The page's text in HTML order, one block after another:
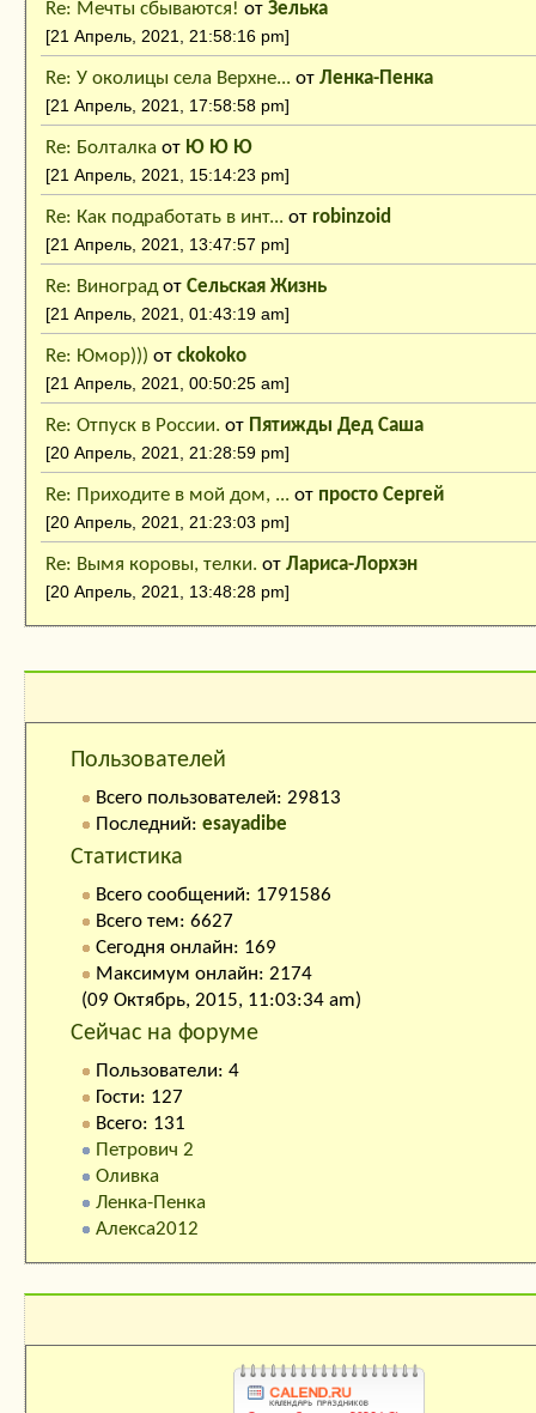
Re: Мечты сбываются! от Зелька
[21 Апрель, 2021, 21:58:16 pm]
Re: У околицы села Верхне... от Ленка-Пенка
[21 Апрель, 2021, 17:58:58 pm]
Re: Болталка от Ю Ю Ю
[21 Апрель, 2021, 15:14:23 pm]
Re: Как подработать в инт... от robinzoid
[21 Апрель, 2021, 13:47:57 pm]
Re: Виноградот Сельская Жизнь
[21 Апрель, 2021, 01:43:19 am]
Re: Юмор))) от ckokoko
[21 Апрель, 2021, 00:50:25 am]
Re: Отпуск в России. от Пятижды Дед Саша
[20 Апрель, 2021, 21:28:59 pm]
Re: Приходите в мой дом, ... от просто Сергей
[20 Апрель, 2021, 21:23:03 pm]
Re: Вымя коровы, телки. от Лариса-Лорхэн
[20 Апрель, 2021, 13:48:28 pm]
Пользователей
Всего пользователей: 29813
Последний: esayadibe
Статистика
Всего сообщений: 1791586
Всего тем: 6627
Сегодня онлайн: 169
Максимум онлайн: 2174
(09 Октябрь, 2015, 11:03:34 am)
Сейчас на форуме
Пользователи: 4
Гости: 127
Всего: 131
Петрович 2
Оливка
Ленка-Пенка
Алекса2012
Календарь праздников